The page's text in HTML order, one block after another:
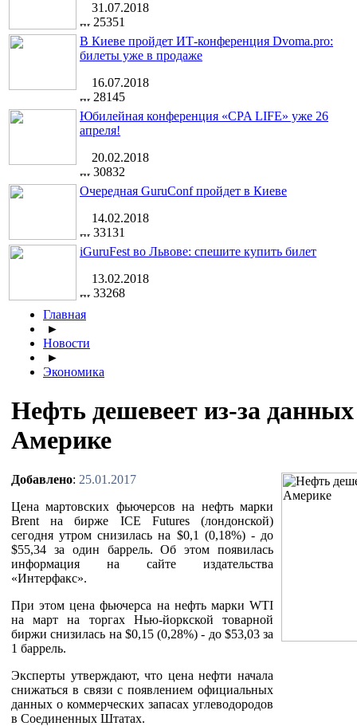
31.07.2018
25351
В Киеве пройдет ИТ-конференция Dvoma.pro:
билеты уже в продаже
16.07.2018
28145
Юбилейная конференция «CPA LIFE» уже 26
апреля!
20.02.2018
30832
Очередная GuruConf пройдет в Киеве
14.02.2018
33131
iGuruFest во Львове: спешите купить билет
13.02.2018
33268
Главная
►
Новости
►
Экономика
Нефть дешевеет из-за данных
Америке
Добавлено: 25.01.2017
Цена мартовских фьючерсов на нефть марки
Brent на бирже ICE Futures (лондонской)
сегодня утром снизилась на $0,1 (0,18%) - до
$55,34 за один баррель. Об этом появилась
информация на сайте издательства
«Интерфакс».
При этом цена фьючерса на нефть марки WTI
на март на торгах Нью-йоркской товарной
биржи снизилась на $0,15 (0,28%) - до $53,03 за
1 баррель.
Эксперты утверждают, что цена нефти начала
снижаться в связи с появлением официальных
данных о коммерческих запасах углеводородов
в Соединенных Штатах.